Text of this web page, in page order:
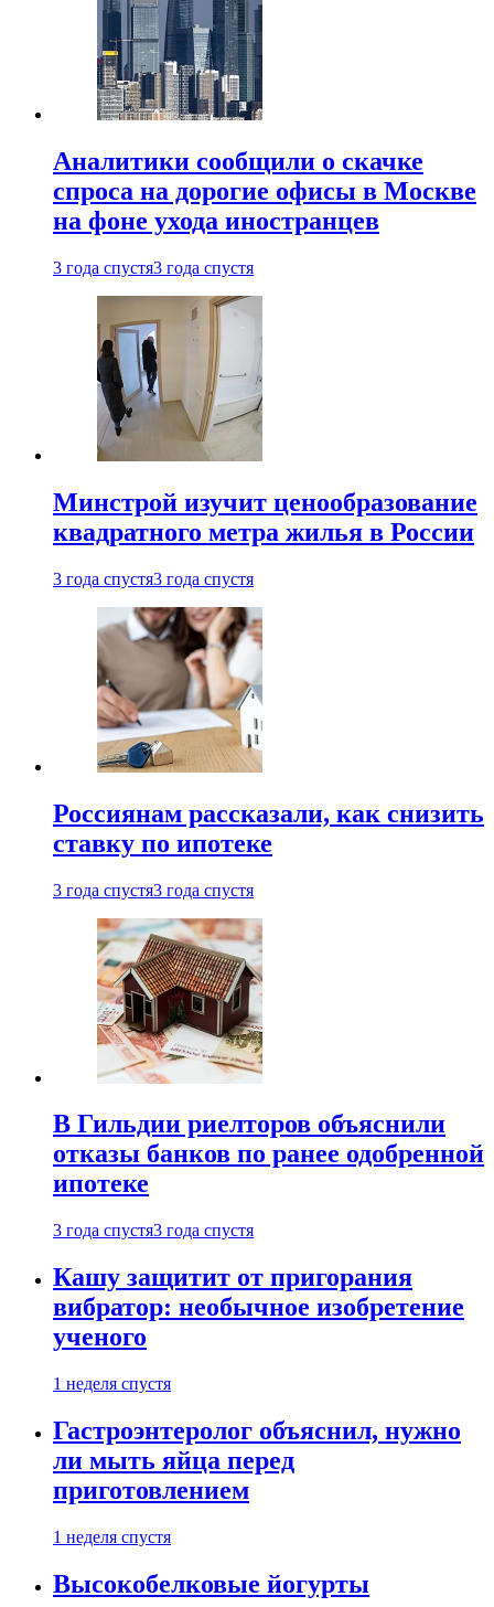
Аналитики сообщили о скачке
спроса на дорогие офисы в Москве
на фоне ухода иностранцев
3 года спустя3 года спустя
Минстрой изучит ценообразование
квадратного метра жилья в России
3 года спустя3 года спустя
Россиянам рассказали, как снизить
ставку по ипотеке
3 года спустя3 года спустя
В Гильдии риелторов объяснили
отказы банков по ранее одобренной
ипотеке
3 года спустя3 года спустя
Кашу защитит от пригорания
вибратор: необычное изобретение
ученого
1 неделя спустя
Гастроэнтеролог объяснил, нужно
ли мыть яйца перед
приготовлением
1 неделя спустя
Высокобелковые йогурты